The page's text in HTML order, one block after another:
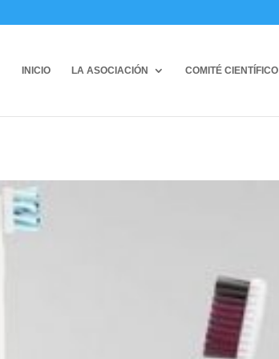
INICIO LA ASOCIACIÓN COMITÉ CIENTÍFICO